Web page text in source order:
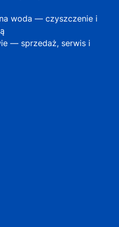
woda — czyszczenie i
— sprzedaż, serwis i